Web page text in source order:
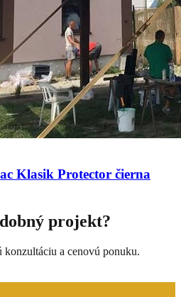
Klasik Protector čierna
projekt?
konzultáciu a cenovú ponuku.